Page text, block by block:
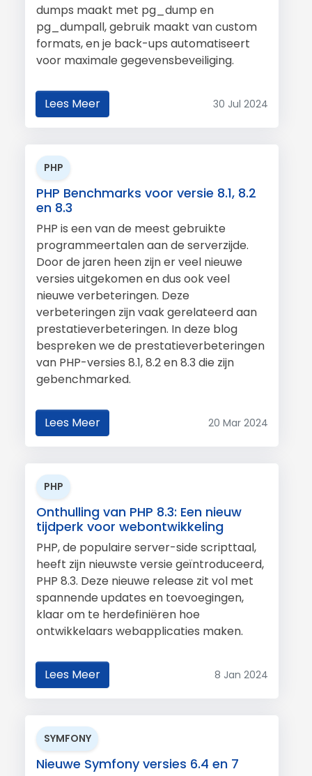
dumps maakt met pg_dump en
pg_dumpall, gebruik maakt van custom
formats, en je back-ups automatiseert
voor maximale gegevensbeveiliging.
Lees Meer 30 Jul 2024
PHP
PHP Benchmarks voor versie 8.1, 8.2
en 8.3
PHP is een van de meest gebruikte
programmeertalen aan de serverzijde.
Door de jaren heen zijn er veel nieuwe
versies uitgekomen en dus ook veel
nieuwe verbeteringen. Deze
verbeteringen zijn vaak gerelateerd aan
prestatieverbeteringen. In deze blog
bespreken we de prestatieverbeteringen
van PHP-versies 8.1, 8.2 en 8.3 die zijn
gebenchmarked.
Lees Meer 20 Mar 2024
PHP
Onthulling van PHP 8.3: Een nieuw
tijdperk voor webontwikkeling
PHP, de populaire server-side scripttaal,
heeft zijn nieuwste versie geïntroduceerd,
PHP 8.3. Deze nieuwe release zit vol met
spannende updates en toevoegingen,
klaar om te herdefiniëren hoe
ontwikkelaars webapplicaties maken.
Lees Meer 8 Jan 2024
SYMFONY
Nieuwe Symfony versies 6.4 en 7